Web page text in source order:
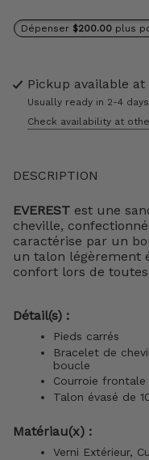
Dépenser $200.00 plus
Pickup available at
Usually ready in 2-4 days
Check availability at
DESCRIPTION
EVEREST est une
cheville,
caractérise par un
un talon légèrement
confort lors de
Détail(s) :
Pieds carrés
Bracelet de
boucle
Courroie frontale
Talon évasé de
Matériau(x) :
Verni Extérieur,